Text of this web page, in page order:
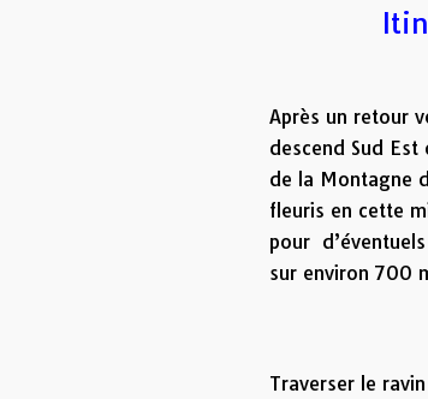
Après un retour
descend Sud
de la Montagne
fleuris en cette
pour
sur environ 700
Traverser le